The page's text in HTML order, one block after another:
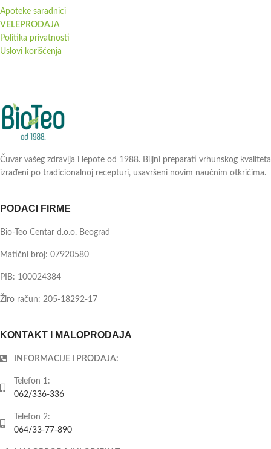
Apoteke saradnici
VELEPRODAJA
Politika privatnosti
Uslovi korišćenja
Čuvar vašeg zdravlja i lepote od 1988. Biljni preparati vrhunskog kvaliteta
izrađeni po tradicionalnoj recepturi, usavršeni novim naučnim otkrićima.
PODACI FIRME
Bio-Teo Centar d.o.o. Beograd
Matični broj: 07920580
PIB: 100024384
Žiro račun: 205-18292-17
KONTAKT I MALOPRODAJA
INFORMACIJE I PRODAJA:
Telefon 1:
062/336-336
Telefon 2:
064/33-77-890